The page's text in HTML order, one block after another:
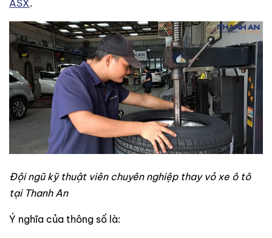
ASX.
Đội ngũ kỹ thuật viên chuyên nghiệp thay vỏ xe ô tô
tại Thanh An
Ý nghĩa của thông số là: